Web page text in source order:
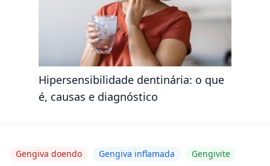
Hipersensibilidade dentinária: o que
é, causas e diagnóstico
Gengiva doendo Gengiva inflamada Gengivite